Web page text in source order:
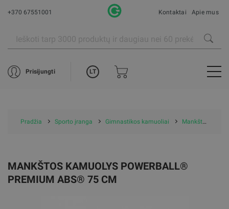
+370 67551001 Kontaktai Apie mus
Prisijungti LT
Pradžia Sporto įranga Gimnastikos kamuoliai Mankštos kamuolys Powerball® Premium ABS® 75 cm
MANKŠTOS KAMUOLYS POWERBALL®
PREMIUM ABS® 75 CM